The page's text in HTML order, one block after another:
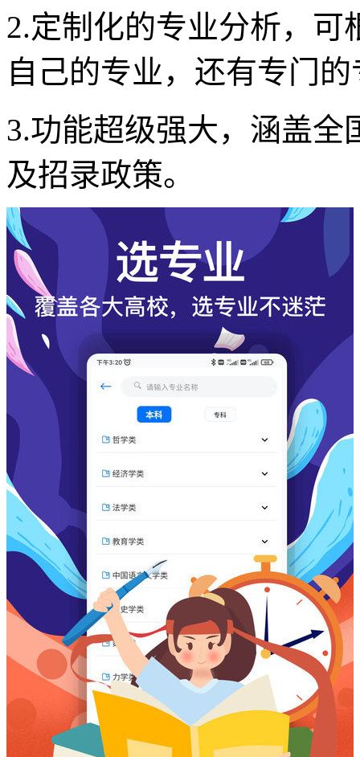
2.定制化的专业分析，
自己的专业，还有专门
3.功能超级强大，涵盖全
及招录政策。